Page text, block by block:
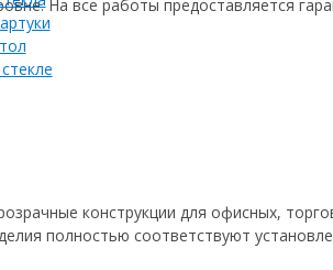
На все работы предоставляется
конструкции для офисных,
полностью соответствуют